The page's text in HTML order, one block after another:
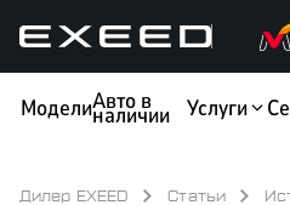
МоделиАвто в
наличии Услуги
Дилер EXEED Статьи